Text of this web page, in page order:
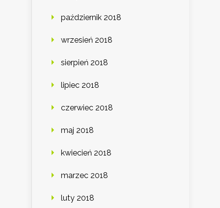
październik 2018
wrzesień 2018
sierpień 2018
lipiec 2018
czerwiec 2018
maj 2018
kwiecień 2018
marzec 2018
luty 2018